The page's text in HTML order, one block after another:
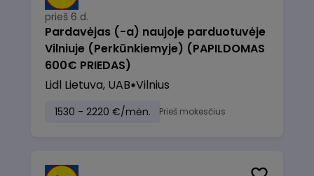
prieš 6 d.
Pardavėjas (-a) naujoje parduotuvėje
Vilniuje (Perkūnkiemyje) (PAPILDOMAS
600€ PRIEDAS)
Lidl Lietuva, UAB Vilnius
1530 - 2220 €/mėn. Prieš mokesčius